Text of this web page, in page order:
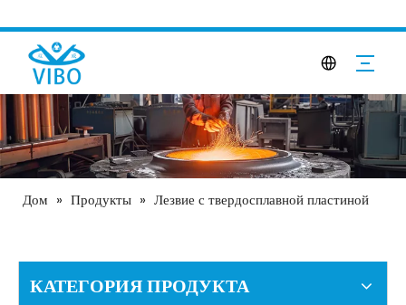
Дом » Продукты » Лезвие с твердосплавной пластиной
КАТЕГОРИЯ ПРОДУКТА